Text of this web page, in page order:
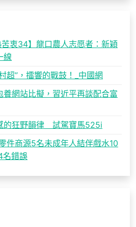
苦衷34】龍口農人志愿者：新穎
線
超”，擂響的戰鼓！_中國網
養網站比擬，習近平再談配合富
的狂野韻律 試駕寶馬525i
件商源5名未成年人結伴戲水10
名錯誤